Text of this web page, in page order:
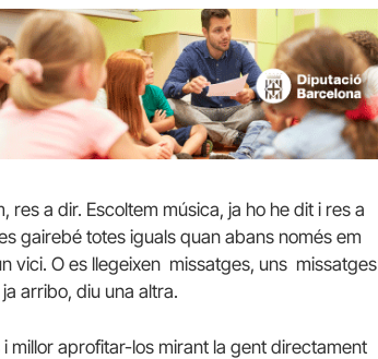
a dir. Escoltem música, ja ho he dit i res a
gairebé totes iguals quan abans només em
vici. O es llegeixen missatges, uns missatges
arribo, diu una altra.
millor aprofitar-los mirant la gent directament